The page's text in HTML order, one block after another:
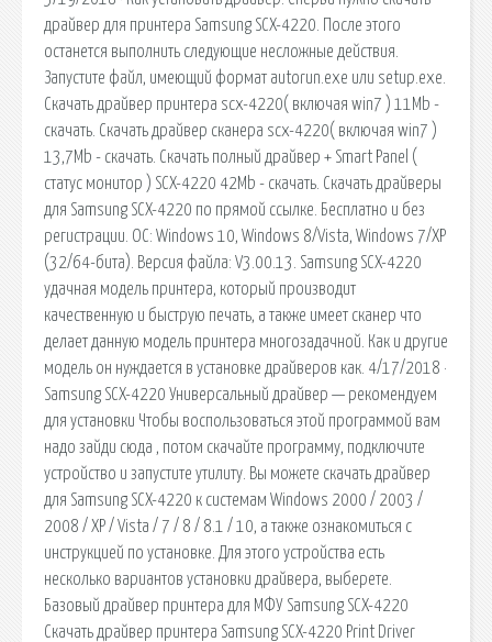
драйвер для принтера Samsung SCX-4220. После этого
останется выполнить следующие несложные действия.
Запустите файл, имеющий формат autorun.exe или setup.exe.
Скачать драйвер принтера scx-4220( включая win7 ) 11Mb -
скачать. Скачать драйвер сканера scx-4220( включая win7 )
13,7Mb - скачать. Скачать полный драйвер + Smart Panel (
статус монитор ) SCX-4220 42Mb - скачать. Скачать драйверы
для Samsung SCX-4220 по прямой ссылке. Бесплатно и без
регистрации. ОС: Windows 10, Windows 8/Vista, Windows 7/XP
(32/64-бита). Версия файла: V3.00.13. Samsung SCX-4220
удачная модель принтера, который производит
качественную и быструю печать, а также имеет сканер что
делает данную модель принтера многозадачной. Как и другие
модель он нуждается в установке драйверов как. 4/17/2018 ·
Samsung SCX-4220 Универсальный драйвер — рекомендуем
для установки Чтобы воспользоваться этой программой вам
надо зайди сюда , потом скачайте программу, подключите
устройство и запустите утилиту. Вы можете скачать драйвер
для Samsung SCX-4220 к системам Windows 2000 / 2003 /
2008 / XP / Vista / 7 / 8 / 8.1 / 10, а также ознакомиться с
инструкцией по установке. Для этого устройства есть
несколько вариантов установки драйвера, выберете.
Базовый драйвер принтера для МФУ Samsung SCX-4220
Скачать драйвер принтера Samsung SCX-4220 Print Driver